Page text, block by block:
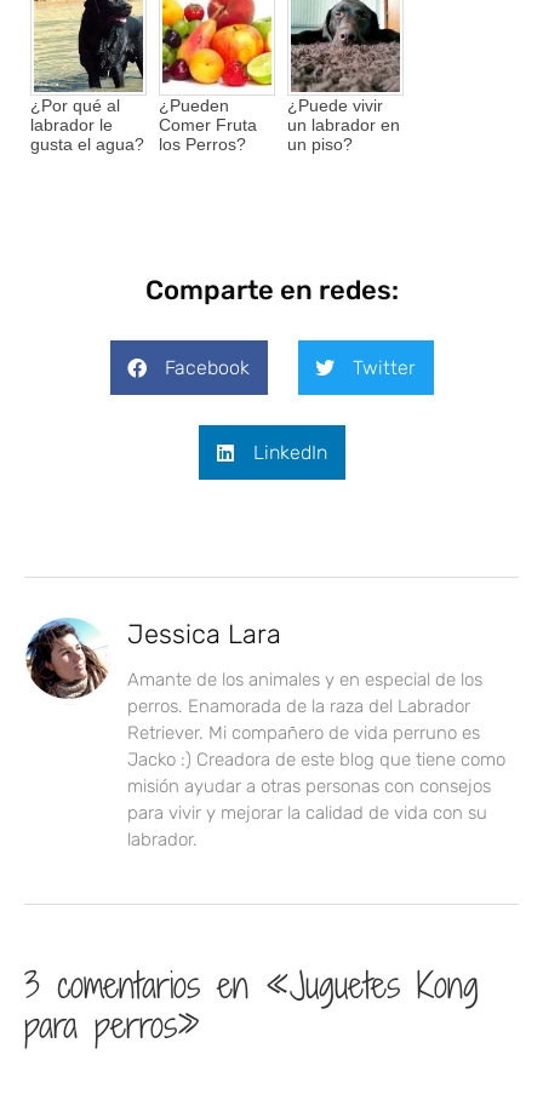
¿Por qué al
labrador le
gusta el agua?
¿Pueden
Comer Fruta
los Perros?
¿Puede vivir
un labrador en
un piso?
Comparte en redes:
Facebook Twitter
LinkedIn
Jessica Lara
Amante de los animales y en especial de los
perros. Enamorada de la raza del Labrador
Retriever. Mi compañero de vida perruno es
Jacko :) Creadora de este blog que tiene como
misión ayudar a otras personas con consejos
para vivir y mejorar la calidad de vida con su
labrador.
3 comentarios en «Juguetes Kong
para perros»